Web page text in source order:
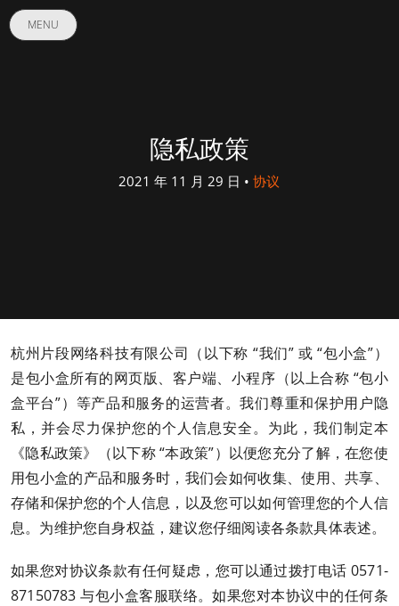
MENU
隐私政策
2021 年 11 月 29 日 • 协议
杭州片段网络科技有限公司（以下称 “我们” 或 “包小盒”）
是包小盒所有的网页版、客户端、小程序（以上合称 “包小
盒平台”）等产品和服务的运营者。我们尊重和保护用户隐
私，并会尽力保护您的个人信息安全。为此，我们制定本
《隐私政策》（以下称 “本政策”）以便您充分了解，在您使
用包小盒的产品和服务时，我们会如何收集、使用、共享、
存储和保护您的个人信息，以及您可以如何管理您的个人信
息。为维护您自身权益，建议您仔细阅读各条款具体表述。
如果您对协议条款有任何疑虑，您可以通过拨打电话 0571-
87150783 与包小盒客服联络。如果您对本协议中的任何条